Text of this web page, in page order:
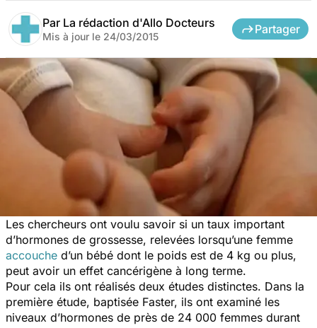
Par La rédaction d'Allo Docteurs
Mis à jour le 24/03/2015
Partager
Les chercheurs ont voulu savoir si un taux important
d’hormones de grossesse, relevées lorsqu’une femme
accouche d’un bébé dont le poids est de 4 kg ou plus,
peut avoir un effet cancérigène à long terme.
Pour cela ils ont réalisés deux études distinctes. Dans la
première étude, baptisée Faster, ils ont examiné les
niveaux d’hormones de près de 24 000 femmes durant